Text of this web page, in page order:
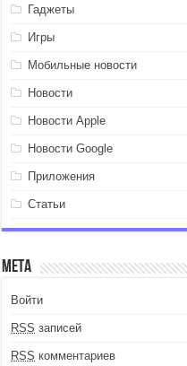
Гаджеты
Игры
Мобильные новости
Новости
Новости Apple
Новости Google
Приложения
Статьи
Мета
Войти
RSS записей
RSS комментариев